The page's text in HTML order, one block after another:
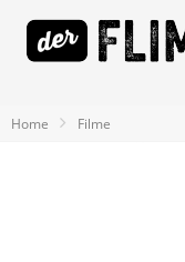
Home Filme